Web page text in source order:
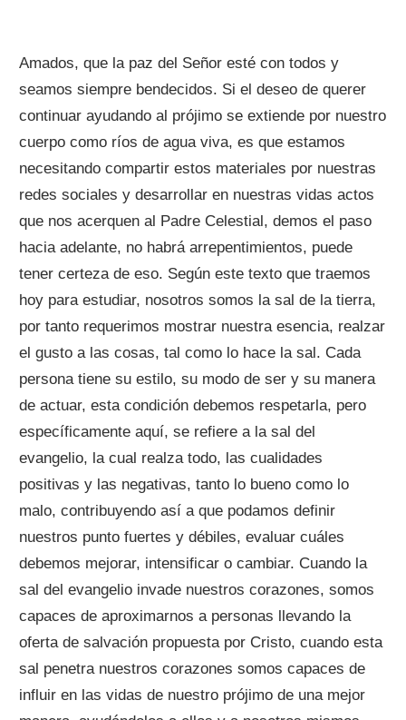
Amados, que la paz del Señor esté con todos y
seamos siempre bendecidos. Si el deseo de querer
continuar ayudando al prójimo se extiende por nuestro
cuerpo como ríos de agua viva, es que estamos
necesitando compartir estos materiales por nuestras
redes sociales y desarrollar en nuestras vidas actos
que nos acerquen al Padre Celestial, demos el paso
hacia adelante, no habrá arrepentimientos, puede
tener certeza de eso. Según este texto que traemos
hoy para estudiar, nosotros somos la sal de la tierra,
por tanto requerimos mostrar nuestra esencia, realzar
el gusto a las cosas, tal como lo hace la sal. Cada
persona tiene su estilo, su modo de ser y su manera
de actuar, esta condición debemos respetarla, pero
específicamente aquí, se refiere a la sal del
evangelio, la cual realza todo, las cualidades
positivas y las negativas, tanto lo bueno como lo
malo, contribuyendo así a que podamos definir
nuestros punto fuertes y débiles, evaluar cuáles
debemos mejorar, intensificar o cambiar. Cuando la
sal del evangelio invade nuestros corazones, somos
capaces de aproximarnos a personas llevando la
oferta de salvación propuesta por Cristo, cuando esta
sal penetra nuestros corazones somos capaces de
influir en las vidas de nuestro prójimo de una mejor